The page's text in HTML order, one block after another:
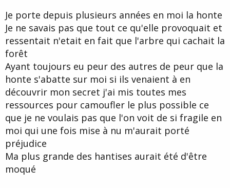
e
a
d
i
c
u
s
s
i
o
Je porte depuis plusieurs années en moi la honte
Je ne savais pas que tout ce qu'elle provoquait et
ressentait n'etait en fait que l'arbre qui cachait la
forêt
Ayant toujours eu peur des autres de peur que la
honte s'abatte sur moi si ils venaient à en
découvrir mon secret j'ai mis toutes mes
ressources pour camoufler le plus possible ce
que je ne voulais pas que l'on voit de si fragile en
moi qui une fois mise à nu m'aurait porté
préjudice
Ma plus grande des hantises aurait été d'être
moqué